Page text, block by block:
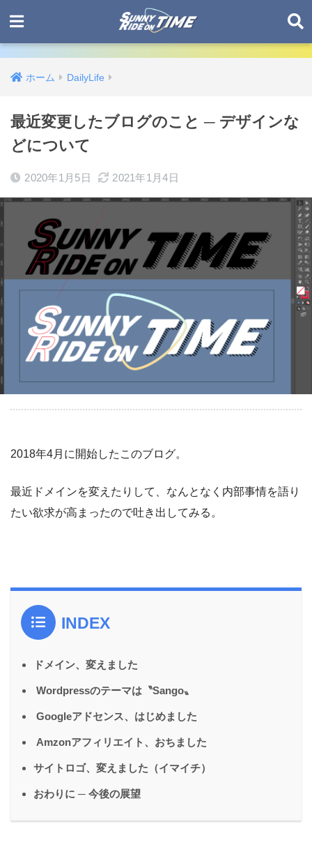
ホーム DailyLife
最近変更したブログのこと ─ デザインな
どについて
2020年1月5日 2021年1月4日
2018年4月に開始したこのブログ。
最近ドメインを変えたりして、なんとなく内部事情を語り
たい欲求が高まったので吐き出してみる。
INDEX
ドメイン、変えました
Wordpressのテーマは〝Sango〟
Googleアドセンス、はじめました
Amzonアフィリエイト、おちました
サイトロゴ、変えました（イマイチ）
おわりに ─ 今後の展望